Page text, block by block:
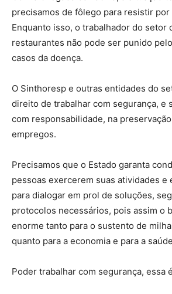
precisamos de fôlego para resistir por
Enquanto isso, o trabalhador do setor
restaurantes não pode ser punido
casos da doença.
O Sinthoresp e outras entidades do
direito de trabalhar com segurança, e
com responsabilidade, na
empregos.
Precisamos que o Estado garanta
pessoas exercerem suas atividades e
para dialogar em prol de soluções,
protocolos necessários, pois assim o
enorme tanto para o sustento de
quanto para a economia e para a
Poder trabalhar com segurança, essa